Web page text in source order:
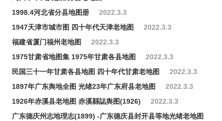
1998.4河北省分县地图册
2022.3.3
1947天津市城市图 四十年代天津老地图
2022.3.3
福建省厦门福州老地图
2022.3.3
1975甘肃省地图集 1975年甘肃各县地图
2022.3.3
民国三十一年甘肃各县地图 四十年代甘肃老地图
2022.3.3
1897年广东舆地全图 光绪23年广东府县老地图
2022.3.3
1926年赤溪县老地图 赤溪縣誌舆图(1926)
2022.3.3
广东德庆州志地理志(1899) -广东德庆县封开县等地光绪老地图